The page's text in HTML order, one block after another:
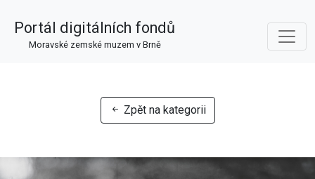
Portál digitálních fondů
Moravské zemské muzem v Brně
Zpět na kategorii